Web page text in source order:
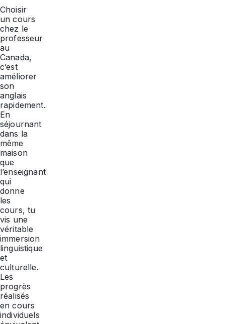
Choisir
un cours
chez le
professeur
au
Canada,
c’est
améliorer
son
anglais
rapidement.
En
séjournant
dans la
même
maison
que
l’enseignant
qui
donne
les
cours, tu
vis une
véritable
immersion
linguistique
et
culturelle.
Les
progrès
réalisés
en cours
individuels